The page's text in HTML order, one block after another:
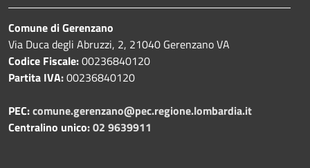
Comune di Gerenzano
Via Duca degli Abruzzi, 2, 21040 Gerenzano VA
Codice Fiscale:00236840120
Partita IVA:00236840120
PEC:comune.gerenzano@pec.regione.lombardia.it
Centralino unico:02 9639911